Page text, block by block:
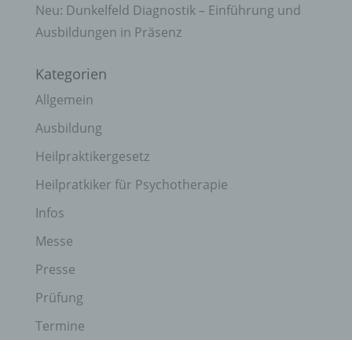
Neu: Dunkelfeld Diagnostik – Einführung und
Ausbildungen in Präsenz
Kategorien
Allgemein
Ausbildung
Heilpraktikergesetz
Heilpratkiker für Psychotherapie
Infos
Messe
Presse
Prüfung
Termine